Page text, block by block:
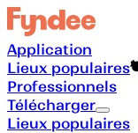
Application
Lieux populaires
Professionnels
Télécharger
Lieux populaires